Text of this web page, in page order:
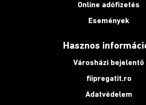
Online adófizetés
Események
Hasznos
Városházi bejelentő
fiipregatit.ro
Adatvédelem